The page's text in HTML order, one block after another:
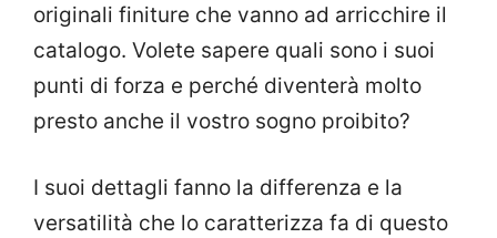
originali finiture che vanno ad arricchire il
catalogo. Volete sapere quali sono i suoi
punti di forza e perché diventerà molto
presto anche il vostro sogno proibito?
I suoi dettagli fanno la differenza e la
versatilità che lo caratterizza fa di questo